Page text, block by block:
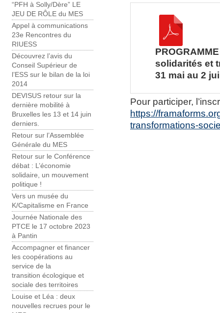
“PFH à Solly/Dère” LE
JEU DE RÔLE du MES
Appel à communications
23e Rencontres du
RIUESS
Découvrez l’avis du
Conseil Supérieur de
l’ESS sur le bilan de la loi
2014
DEVISUS retour sur la
dernière mobilité à
Bruxelles les 13 et 14 juin
derniers.
Retour sur l’Assemblée
Générale du MES
Retour sur le Conférence
débat : L’économie
solidaire, un mouvement
politique !
Vers un musée du
K/Capitalisme en France
Journée Nationale des
PTCE le 17 octobre 2023
à Pantin
Accompagner et financer
les coopérations au
service de la
transition écologique et
sociale des territoires
Louise et Léa : deux
nouvelles recrues pour le
solidarités et
31 mai au 2
Pour participer,
https://
transformations-